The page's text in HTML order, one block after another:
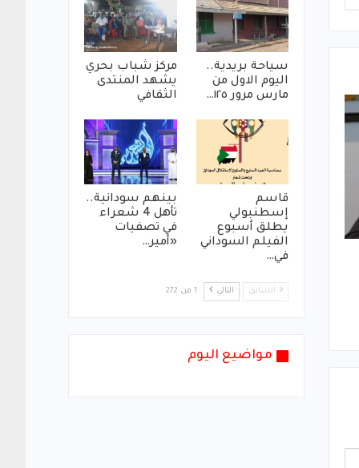
سياحة بريدية..
اليوم الاول من
مارس مرور ١٢٥…
مركز شباب بحري
يشهد المنتدى
الثقافي
قاسم
إسطنبولي
يطلق أسبوع
الفيلم السوداني
في…
بينهم سودانية..
تأهل 4 شعراء
في تصفيات
«أمير…
السابق التالي 1 من 272
مواضيع اليوم